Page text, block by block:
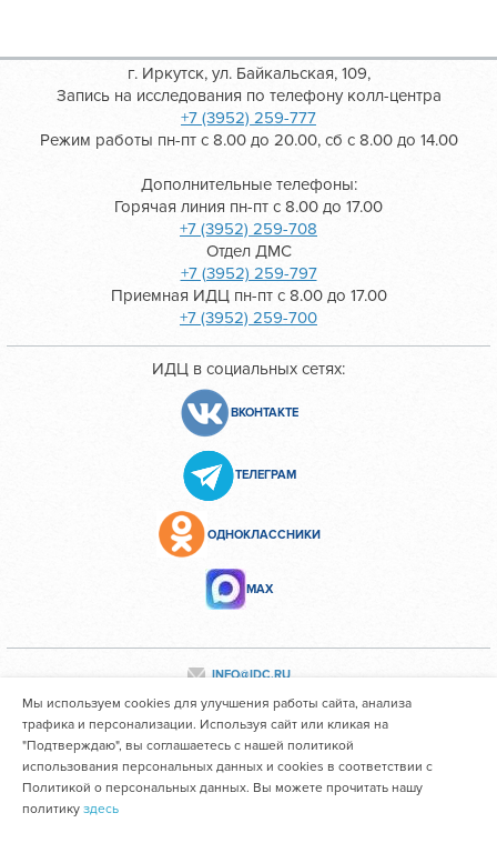
г. Иркутск, ул. Байкальская, 109,
Запись на исследования по телефону колл-центра
+7 (3952) 259-777
Режим работы пн-пт с 8.00 до 20.00, сб с 8.00 до 14.00
Дополнительные телефоны:
Горячая линия пн-пт с 8.00 до 17.00
+7 (3952) 259-708
Отдел ДМС
+7 (3952) 259-797
Приемная ИДЦ пн-пт с 8.00 до 17.00
+7 (3952) 259-700
ИДЦ в социальных сетях:
ВКОНТАКТЕ
ТЕЛЕГРАМ
ОДНОКЛАССНИКИ
МАХ
INFO@IDC.RU
Все персональные данные сотрудников размещены с их
согласия
Областное государственное автономное учреждение
Мы используем cookies для улучшения работы сайта, анализа
трафика и персонализации. Используя сайт или кликая на
"Подтверждаю", вы соглашаетесь с нашей политикой
использования персональных данных и cookies в соответствии с
Политикой о персональных данных. Вы можете прочитать нашу
политику здесь